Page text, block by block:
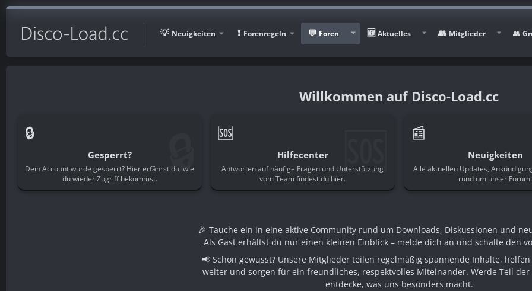
Neuigkeiten Forenregeln Foren Aktuelles Mitglieder
Disco-Load.cc
🔒
Gesperrt?
Dein Account wurde gesperrt? Hier erfährst du, wie
du wieder Zugriff bekommst.
🔒 🆘
Hilfecenter
Antworten auf häufige Fragen und Unterstützung
vom Team findest du hier.🆘 📰
Neuigkeiten
Alle aktuellen Updates,
rund um unser Forum.
🎉 Tauche ein in eine aktive Community rund um Downloads, Diskussionen und
Als Gast erhältst du nur einen kleinen Einblick – melde dich an und schalte den
📢 Schon gewusst? Unsere Mitglieder teilen regelmäßig spannende Inhalte,
weiter und sorgen für ein freundliches, respektvolles Miteinander. Werde Teil
entdecke, was uns besonders macht.